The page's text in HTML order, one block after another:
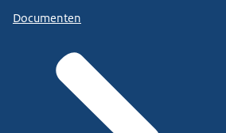
Documenten